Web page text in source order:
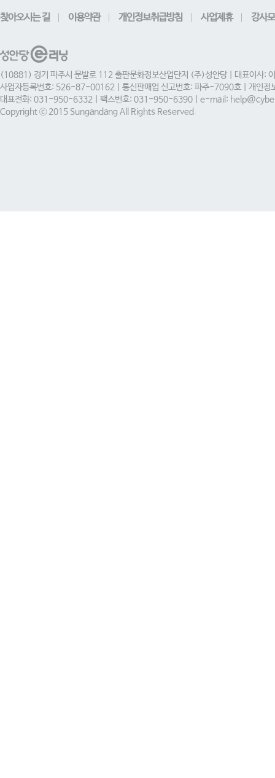
찾아오시는 길 이용약관 개인정보취급방침 사업제휴 강사
(10881) 경기 파주시 문발로 112 출판문화정보산업단지 (주)성안당 | 대표이사:
사업자등록번호: 526-87-00162 | 통신판매업 신고번호: 파주-7090호 | 개인정
대표전화: 031-950-6332 | 팩스번호: 031-950-6390 | e-mail:
Copyright ⓒ 2015 Sungandang All Rights Reserved.